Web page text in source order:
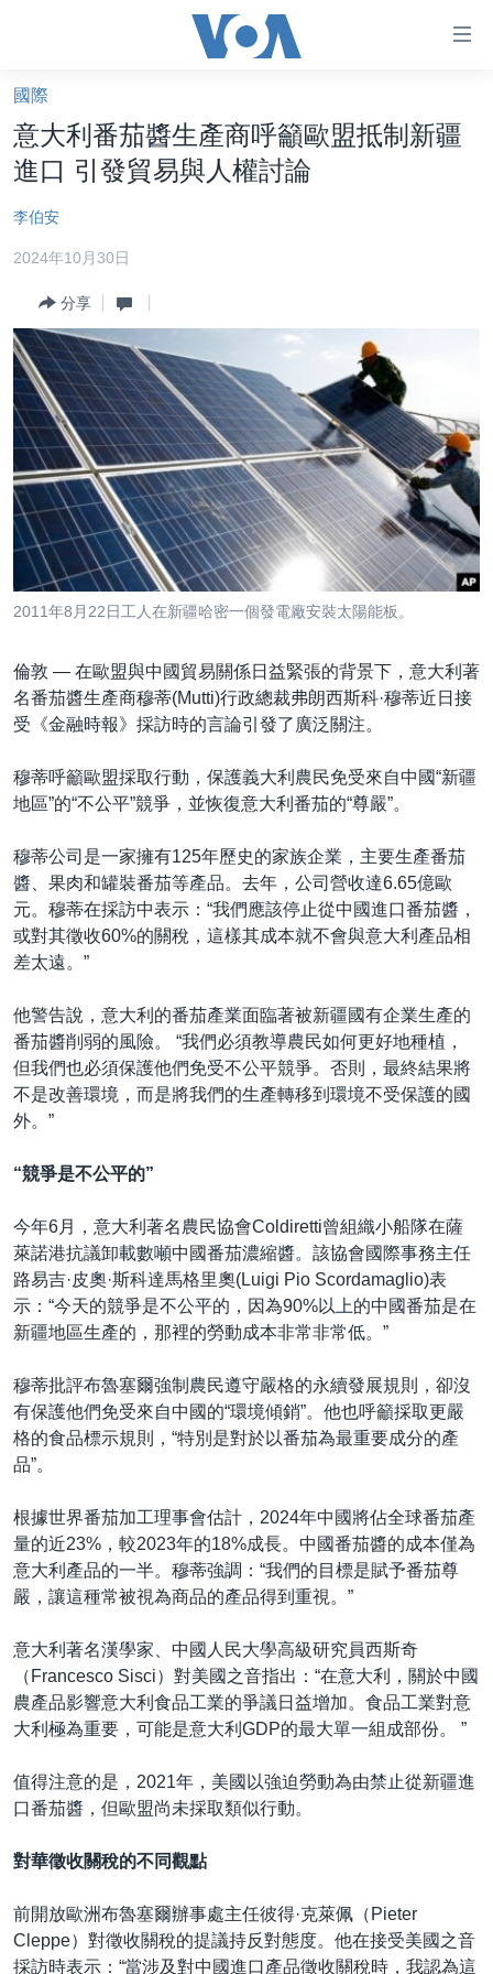
礙
鏈
接
跳
轉
內
轉
導
航
跳
轉
到
檢
索
美國大選2024
海外港人
新聞自由
揭謊頻道
美國
中國
國際
經貿
視頻
VOA 60秒 (國際)
美國專訊
YOUTUBE頻道
時事經緯
新聞音頻
港人港心
建國史話
廣播節目表
國語
其他語言網站
國際
意大利番茄醬生產商呼籲歐盟抵制新疆
進口 引發貿易與人權討論
李伯安
2024年10月30日
分享
2011年8月22日工人在新疆哈密一個發電廠安裝太陽能板。
倫敦 — 在歐盟與中國貿易關係日益緊張的背景下，意大利著
名番茄醬生產商穆蒂(Mutti)行政總裁弗朗西斯科·穆蒂近日接
受《金融時報》採訪時的言論引發了廣泛關注。
穆蒂呼籲歐盟採取行動，保護義大利農民免受來自中國“新疆
地區”的“不公平”競爭，並恢復意大利番茄的“尊嚴”。
穆蒂公司是一家擁有125年歷史的家族企業，主要生產番茄
醬、果肉和罐裝番茄等產品。去年，公司營收達6.65億歐
元。穆蒂在採訪中表示：“我們應該停止從中國進口番茄醬，
或對其徵收60%的關稅，這樣其成本就不會與意大利產品相
差太遠。”
他警告說，意大利的番茄產業面臨著被新疆國有企業生產的
番茄醬削弱的風險。 “我們必須教導農民如何更好地種植，
但我們也必須保護他們免受不公平競爭。否則，最終結果將
不是改善環境，而是將我們的生產轉移到環境不受保護的國
外。”
“競爭是不公平的”
今年6月，意大利著名農民協會Coldiretti曾組織小船隊在薩
萊諾港抗議卸載數噸中國番茄濃縮醬。該協會國際事務主任
路易吉·皮奧·斯科達馬格里奧(Luigi Pio Scordamaglio)表
示：“今天的競爭是不公平的，因為90%以上的中國番茄是在
新疆地區生產的，那裡的勞動成本非常非常低。”
穆蒂批評布魯塞爾強制農民遵守嚴格的永續發展規則，卻沒
有保護他們免受來自中國的“環境傾銷”。他也呼籲採取更嚴
格的食品標示規則，“特別是對於以番茄為最重要成分的產
品”。
根據世界番茄加工理事會估計，2024年中國將佔全球番茄產
量的近23%，較2023年的18%成長。中國番茄醬的成本僅為
意大利產品的一半。穆蒂強調：“我們的目標是賦予番茄尊
嚴，讓這種常被視為商品的產品得到重視。”
意大利著名漢學家、中國人民大學高級研究員西斯奇
（Francesco Sisci）對美國之音指出：“在意大利，關於中國
農產品影響意大利食品工業的爭議日益增加。食品工業對意
大利極為重要，可能是意大利GDP的最大單一組成部份。 ”
值得注意的是，2021年，美國以強迫勞動為由禁止從新疆進
口番茄醬，但歐盟尚未採取類似行動。
對華徵收關稅的不同觀點
前開放歐洲布魯塞爾辦事處主任彼得·克萊佩（Pieter
Cleppe）對徵收關稅的提議持反對態度。他在接受美國之音
採訪時表示：“當涉及對中國進口產品徵收關稅時，我認為這